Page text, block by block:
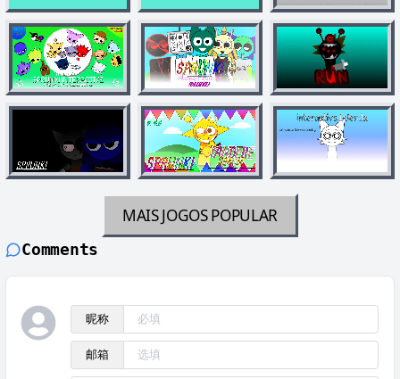
MAIS JOGOSPOPULAR
Comments
昵称
邮箱